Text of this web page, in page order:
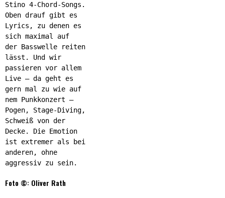
Stino 4-Chord-Songs.
Oben drauf gibt es
Lyrics, zu denen es
sich maximal auf
der Basswelle reiten
lässt. Und wir
passieren vor allem
Live – da geht es
gern mal zu wie auf
nem Punkkonzert –
Pogen, Stage-Diving,
Schweiß von der
Decke. Die Emotion
ist extremer als bei
anderen, ohne
aggressiv zu sein.
Foto ©: Oliver Rath